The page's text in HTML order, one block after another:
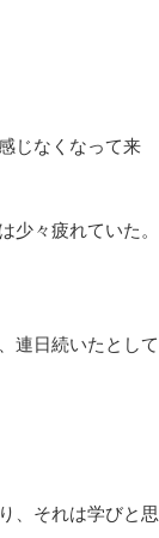
じなくなって来
少々疲れていた。
連日続いたとして
、それは学びと思